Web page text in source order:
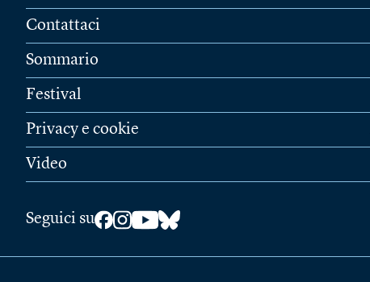
Contattaci
Sommario
Festival
Privacy e cookie
Video
Seguici su